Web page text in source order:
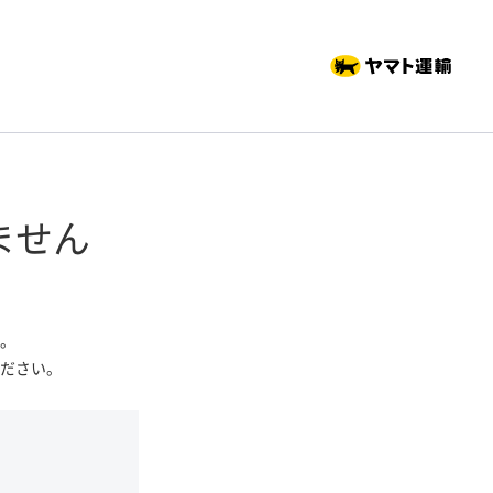
せん
さい。